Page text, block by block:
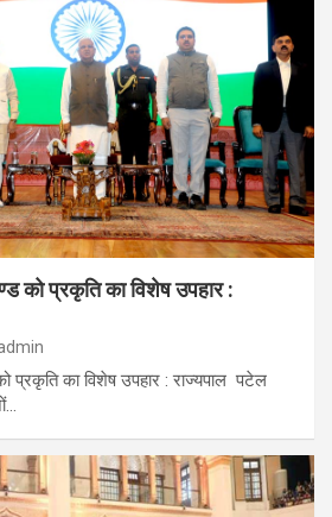
को प्रकृति का विशेष उपहार :
प्रकृति का विशेष उपहार : राज्यपाल पटेल